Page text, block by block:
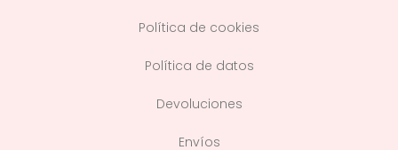
Política de cookies
Política de datos
Devoluciones
Envíos